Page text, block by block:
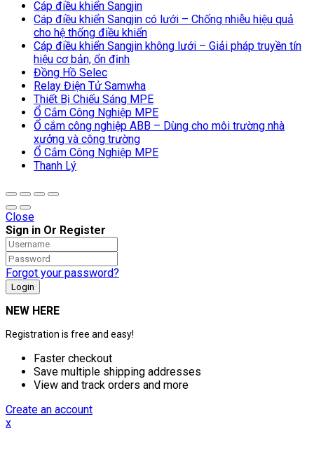
Cáp điều khiển Sangjin
Cáp điều khiển Sangjin có lưới – Chống nhiễu hiệu quả
cho hệ thống điều khiển
Cáp điều khiển Sangjin không lưới – Giải pháp truyền tín
hiệu cơ bản, ổn định
Đồng Hồ Selec
Relay Điện Tử Samwha
Thiết Bị Chiếu Sáng MPE
Ổ Cắm Công Nghiệp MPE
Ổ cắm công nghiệp ABB – Dùng cho môi trường nhà
xưởng và công trường
Ổ Cắm Công Nghiệp MPE
Thanh Lý
Close
Sign in Or Register
Forgot your password?
NEW HERE
Registration is free and easy!
Faster checkout
Save multiple shipping addresses
View and track orders and more
Create an account
x